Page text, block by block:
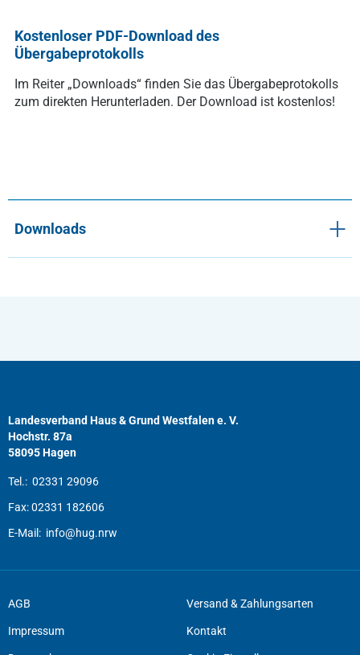
Kostenloser PDF-Download des
Übergabeprotokolls
Im Reiter „Downloads“ finden Sie das Übergabeprotokolls
zum direkten Herunterladen. Der Download ist kostenlos!
Downloads
Landesverband Haus & Grund Westfalen e. V.
Hochstr. 87a
58095 Hagen
Tel.: 02331 29096
Fax:02331 182606
E-Mail: info@hug.nrw
AGB
Impressum
Versand & Zahlungsarten
Kontakt